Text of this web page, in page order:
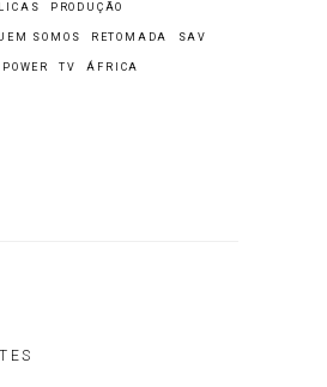
PRODUÇÃO
SOMOS RETOMADA SAV
TV ÁFRICA